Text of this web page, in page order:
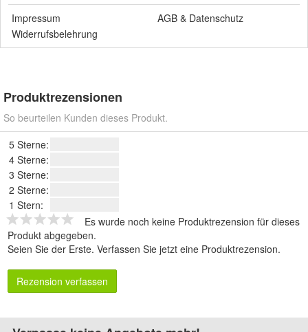
Impressum
AGB & Datenschutz
Widerrufsbelehrung
Produktrezensionen
So beurteilen Kunden dieses Produkt.
5 Sterne:
4 Sterne:
3 Sterne:
2 Sterne:
1 Stern:
Es wurde noch keine Produktrezension für dieses
Produkt abgegeben.
Seien Sie der Erste. Verfassen Sie jetzt eine Produktrezension.
Rezension verfassen